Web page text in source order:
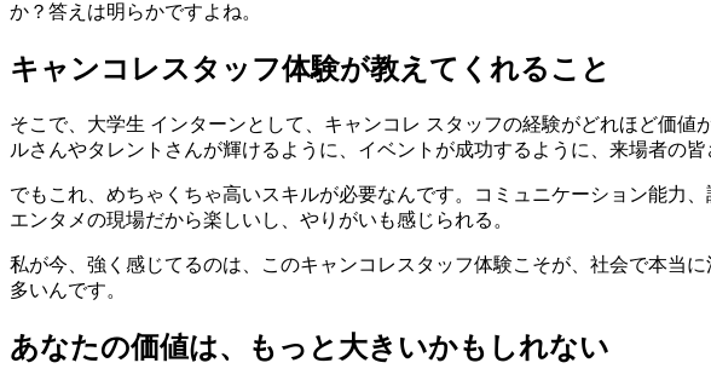
か？答えは明らかですよね。
キャンコレスタッフ体験が教えてくれること
そこで、大学生 インターンとして、キャンコレ スタッフの経験がどれほど価
ルさんやタレントさんが輝けるように、イベントが成功するように、来場者の
でもこれ、めちゃくちゃ高いスキルが必要なんです。コミュニケーション能力
エンタメの現場だから楽しいし、やりがいも感じられる。
私が今、強く感じてるのは、このキャンコレスタッフ体験こそが、社会で本当
多いんです。
あなたの価値は、もっと大きいかもしれない